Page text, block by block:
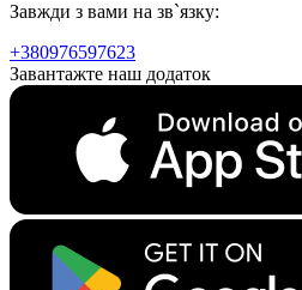
Завжди з вами на зв`язку:
+380976597623
Завантажте наш додаток